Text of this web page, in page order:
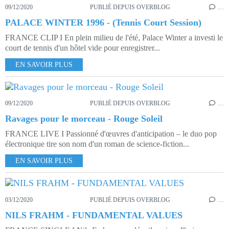
09/12/2020 PUBLIÉ DEPUIS OVERBLOG
PALACE WINTER 1996 - (Tennis Court Session)
FRANCE CLIP I En plein milieu de l'été, Palace Winter a investi le
court de tennis d'un hôtel vide pour enregistrer...
EN SAVOIR PLUS
09/12/2020 PUBLIÉ DEPUIS OVERBLOG …
Ravages pour le morceau - Rouge Soleil
FRANCE LIVE I Passionné d'œuvres d'anticipation – le duo pop
électronique tire son nom d'un roman de science-fiction...
EN SAVOIR PLUS
03/12/2020 PUBLIÉ DEPUIS OVERBLOG
NILS FRAHM - FUNDAMENTAL VALUES